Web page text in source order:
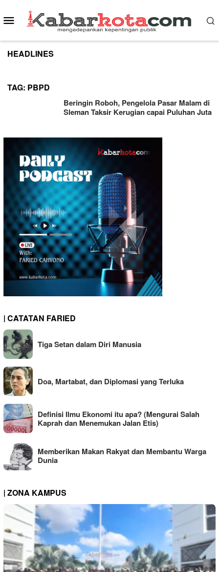
to
content
Mobile
Menu
HEADLINES
TAG: PBPD
Beringin Roboh, Pengelola Pasar Malam di
Sleman Taksir Kerugian capai Puluhan Juta
| CATATAN FARIED
Tiga Setan dalam Diri Manusia
Doa, Martabat, dan Diplomasi yang Terluka
Definisi Ilmu Ekonomi itu apa? (Mengurai Salah
Kaprah dan Menemukan Jalan Etis)
Memberikan Makan Rakyat dan Membantu Warga
Dunia
| ZONA KAMPUS